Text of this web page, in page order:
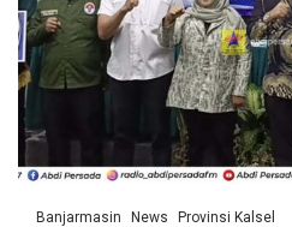
Banjarmasin News Provinsi Kalsel